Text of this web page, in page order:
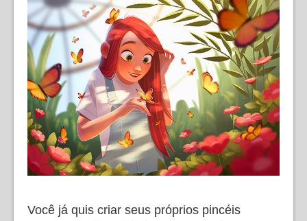
Você já quis criar seus próprios pincéis